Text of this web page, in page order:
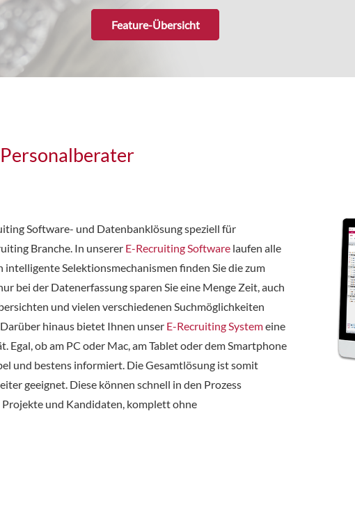
Feature-Übersicht
Software- und Datenbanklösung speziell für
Branche. In unserer E-Recruiting Software laufen alle
Selektionsmechanismen finden Sie die zum
bei der Datenerfassung sparen Sie eine Menge Zeit, auch
und vielen verschiedenen Suchmöglichkeiten
hinaus bietet Ihnen unser E-Recruiting Systemeine
ob am PC oder Mac, am Tablet oder dem Smartphone
und bestens informiert. Die Gesamtlösung ist somit
geeignet. Diese können schnell in den Prozess
Projekte und Kandidaten, komplett ohne